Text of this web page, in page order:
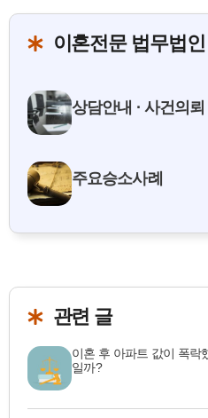
이혼전문 법무법인
상담안내 · 사건의뢰
주요승소사례
관련 글
이혼 후 아파트 값이 폭락
일까?